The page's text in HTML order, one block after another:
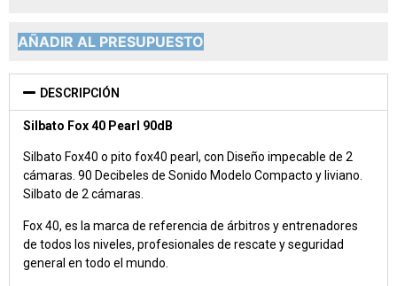
AÑADIR AL PRESUPUESTO
DESCRIPCIÓN
Silbato Fox 40 Pearl 90dB
Silbato Fox40 o pito fox40 pearl, con Diseño impecable de 2
cámaras. 90 Decibeles de Sonido Modelo Compacto y liviano.
Silbato de 2 cámaras.
Fox 40, es la marca de referencia de árbitros y entrenadores
de todos los niveles, profesionales de rescate y seguridad
general en todo el mundo.